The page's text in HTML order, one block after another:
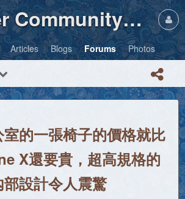
Insoler Community・Photos
Articles Blogs Forums Photos
的一張椅子的價格就比
X還要貴，超高規格的
部設計令人震驚